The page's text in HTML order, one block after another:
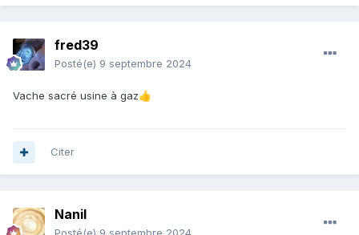
fred39
Posté(e) 9 septembre 2024
Vache sacré usine à gaz👍
Citer
Nanil